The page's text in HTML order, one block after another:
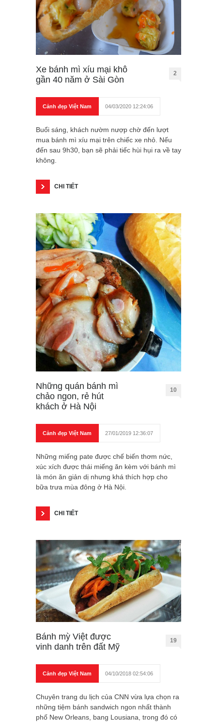
Xe bánh mì xíu mại khô
gần 40 năm ở Sài Gòn
2
Cảnh đẹp Việt Nam 04/03/2020 12:24:06
Buổi sáng, khách nườm nượp chờ đến lượt
mua bánh mì xíu mại trên chiếc xe nhỏ. Nếu
đến sau 9h30, bạn sẽ phải tiếc hùi hụi ra về tay
không.
CHI TIẾT
Những quán bánh mì
chảo ngon, rẻ hút
khách ở Hà Nội
10
Cảnh đẹp Việt Nam 27/01/2019 12:36:07
Những miếng pate được chế biến thơm nức,
xúc xích được thái miếng ăn kèm với bánh mì
là món ăn giản dị nhưng khá thích hợp cho
bữa trưa mùa đông ở Hà Nội.
CHI TIẾT
Bánh mỳ Việt được
vinh danh trên đất Mỹ
19
Cảnh đẹp Việt Nam 04/10/2018 02:54:06
Chuyên trang du lịch của CNN vừa lựa chọn ra
những tiệm bánh sandwich ngon nhất thành
phố New Orleans, bang Lousiana, trong đó có